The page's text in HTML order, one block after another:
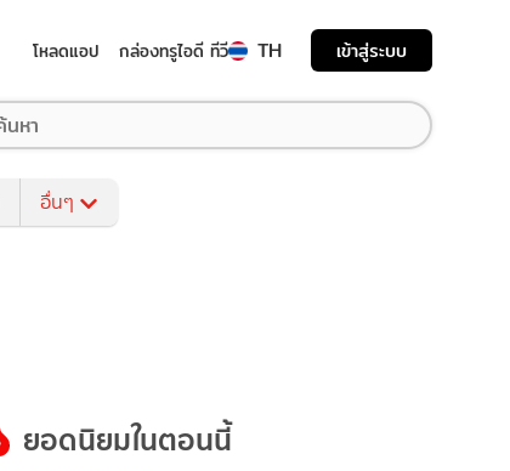
โหลดแอป กล่องทรูไอดี ทีวี TH เข้าสู่ระบบ
อื่นๆ
ยอดนิยมในตอนนี้